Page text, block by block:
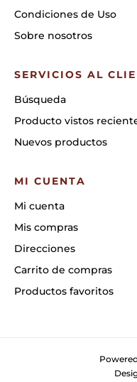
Condiciones de Uso
Sobre nosotros
SERVICIOS AL
Búsqueda
Producto vistos
Nuevos productos
MI CUENTA
Mi cuenta
Mis compras
Direcciones
Carrito de compras
Productos favoritos